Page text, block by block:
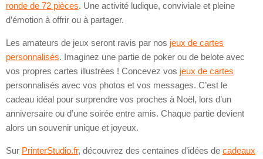
ronde de 72 pièces. Une activité ludique, conviviale et pleine
d’émotion à offrir ou à partager.
Les amateurs de jeux seront ravis par nos jeux de cartes
personnalisés. Imaginez une partie de poker ou de belote avec
vos propres cartes illustrées ! Concevez vos jeux de cartes
personnalisés avec vos photos et vos messages. C’est le
cadeau idéal pour surprendre vos proches à Noël, lors d’un
anniversaire ou d’une soirée entre amis. Chaque partie devient
alors un souvenir unique et joyeux.
Sur PrinterStudio.fr, découvrez des centaines d’idées de cadeaux